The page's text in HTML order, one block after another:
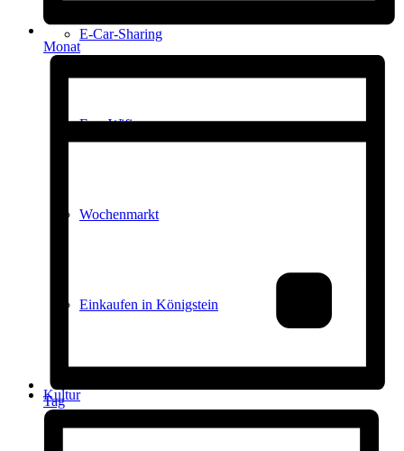
E-Car-Sharing
Free Wifi
Wochenmarkt
Einkaufen in Königstein
Kultur
Monat
Tag